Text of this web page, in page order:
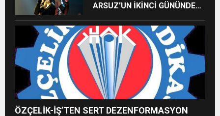
ARSUZ’UN İKİNCİ GÜNÜNDE
ALACAK
ÖZÇELİK-İŞ’TEN SERT DEZENFORMASYON